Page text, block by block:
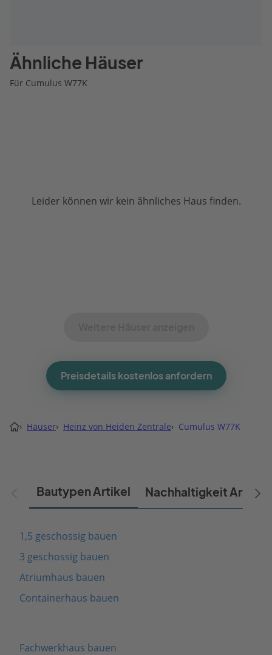
Ähnliche Häuser
Für Cumulus W77K
Leider können wir kein ähnliches Haus finden.
Preisdetails kostenlos anfordern
› Häuser› Heinz von Heiden Zentrale› Cumulus W77K
Bautypen Artikel Nachhaltigkeit Artikel
1,5 geschossig bauen
3 geschossig bauen
Atriumhaus bauen
Containerhaus bauen
Fachwerkhaus bauen